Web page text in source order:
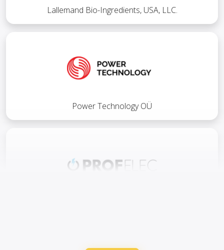
Lallemand Bio-Ingredients, USA, LLC.
Power Technology OÜ